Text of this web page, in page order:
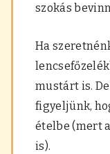
szokás
Ha
mustárt is.
figyeljünk,
ételbe (mert
is).